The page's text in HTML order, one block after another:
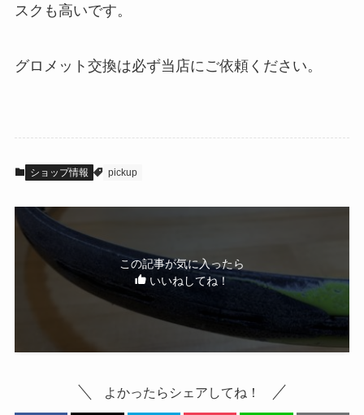
スクも高いです。
グロメット交換は必ず当店にご依頼ください。
ショップ情報 pickup
この記事が気に入ったら
いいねしてね！
よかったらシェアしてね！